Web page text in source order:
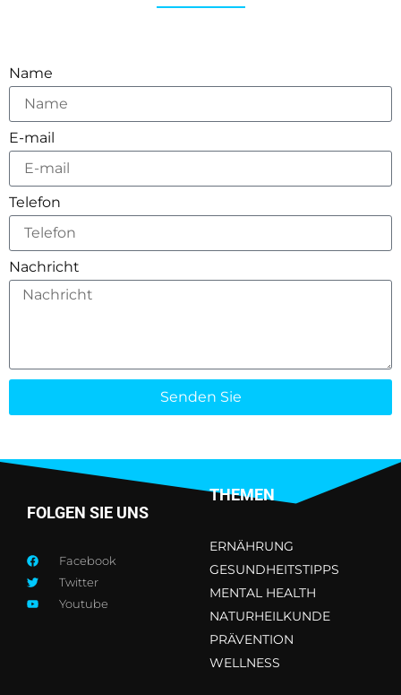
Name
E-mail
Telefon
Nachricht
Senden Sie
FOLGEN SIE UNS
Facebook
Twitter
Youtube
THEMEN
ERNÄHRUNG
GESUNDHEITSTIPPS
MENTAL HEALTH
NATURHEILKUNDE
PRÄVENTION
WELLNESS